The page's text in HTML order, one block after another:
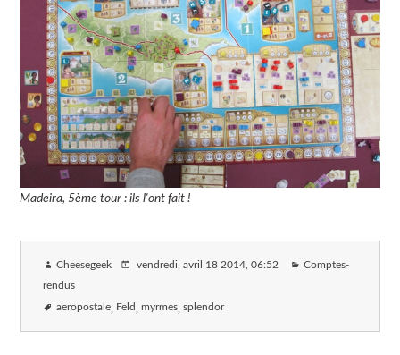
Madeira, 5ème tour : ils l'ont fait !
Cheesegeek vendredi, avril 18 2014 , 06:52 Comptes-
rendus
aeropostale Feld myrmes splendor